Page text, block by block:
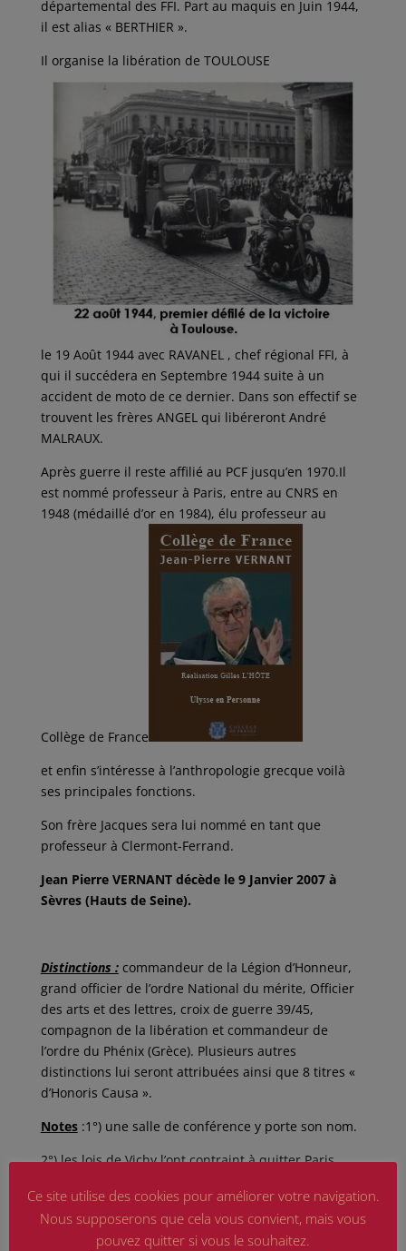
départemental des FFI. Part au maquis en Juin 1944,
il est alias « BERTHIER ».
Il organise la libération de TOULOUSE
le 19 Août 1944 avec RAVANEL , chef régional FFI, à
qui il succédera en Septembre 1944 suite à un
accident de moto de ce dernier. Dans son effectif se
trouvent les frères ANGEL qui libéreront André
MALRAUX.
Après guerre il reste affilié au PCF jusqu’en 1970.Il
est nommé professeur à Paris, entre au CNRS en
1948 (médaillé d’or en 1984), élu professeur au
Collège de France
et enfin s’intéresse à l’anthropologie grecque voilà
ses principales fonctions.
Son frère Jacques sera lui nommé en tant que
professeur à Clermont-Ferrand.
Jean Pierre VERNANT décède le 9 Janvier 2007 à
Sèvres (Hauts de Seine).
Distinctions :commandeur de la Légion d’Honneur,
grand officier de l’ordre National du mérite, Officier
des arts et des lettres, croix de guerre 39/45,
compagnon de la libération et commandeur de
l’ordre du Phénix (Grèce). Plusieurs autres
distinctions lui seront attribuées ainsi que 8 titres «
d’Honoris Causa ».
Notes:1°) une salle de conférence y porte son nom.
2°) les lois de Vichy l’ont contraint à quitter Paris
Ce site utilise des cookies pour améliorer votre navigation.
Nous supposerons que cela vous convient, mais vous
pouvez quitter si vous le souhaitez.